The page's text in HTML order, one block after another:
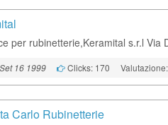
per rubinetterie,Keramital s.r.l Via
16 1999 Clicks: 170
Carlo Rubinetterie